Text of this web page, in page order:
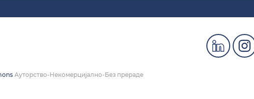
Ауторство-Некомерцијално-Без прераде